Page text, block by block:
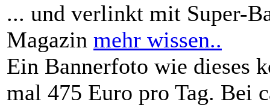
... und verlinkt mit Super-
Magazin mehr wissen..
Ein Bannerfoto wie dieses
mal 475 Euro pro Tag. Bei